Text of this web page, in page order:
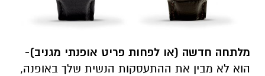
מלתחה חדשה (או לפחות פריט אופנתי מגניב)-
הוא לא מבין את ההתעסקות הנשית שלך באופנה,